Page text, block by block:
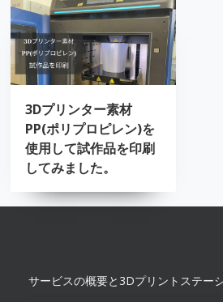
3Dプリンター素材
PP(ポリプロピレン)を
使用して試作品を印刷
してみました。
サービスの概要と3Dプリントステー